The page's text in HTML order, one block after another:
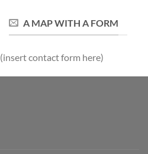
A MAP WITH A FORM
(insert contact form here)